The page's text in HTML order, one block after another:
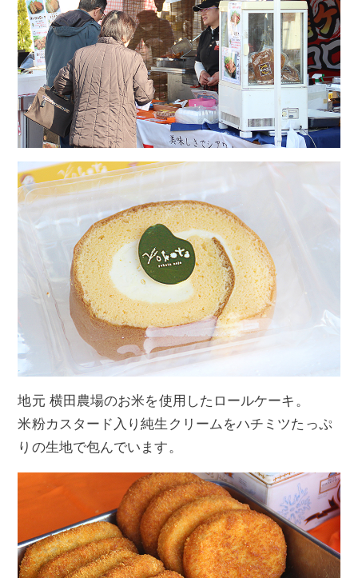
地元 横田農場のお米を使用したロールケーキ。
米粉カスタード入り純生クリームをハチミツたっぷ
りの生地で包んでいます。